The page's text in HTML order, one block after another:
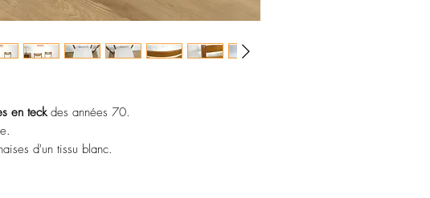
en teckdes années 70.
d'un tissu blanc.